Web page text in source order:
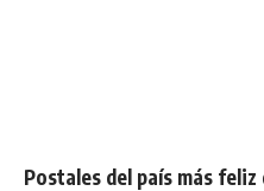
Postales del país más feliz